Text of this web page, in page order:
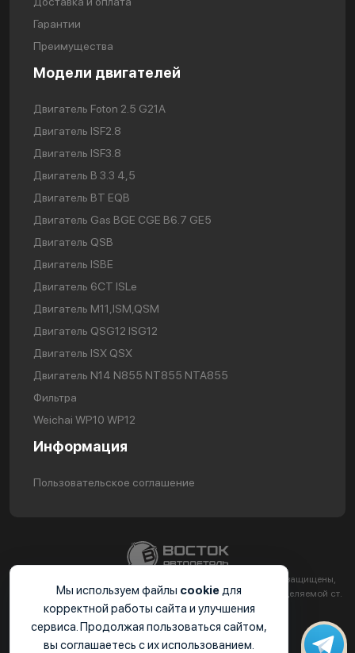
Гарантии
Преимущества
Модели двигателей
Двигатель Foton 2.5 G21A
Двигатель ISF2.8
Двигатель ISF3.8
Двигатель В 3.3 4,5
Двигатель BT EQB
Двигатель Gas BGE CGE B6.7 GE5
Двигатель QSB
Двигатель ISBE
Двигатель 6CT ISLe
Двигатель М11,ISM,QSM
Двигатель QSG12 ISG12
Двигатель ISX QSX
Двигатель N14 N855 NT855 NTA855
Фильтра
Weichai WP10 WP12
Информация
Пользовательское соглашение
2024. ООО «ВС-АВТОДЕТАЛЬ ИНН 2310224251 Все права защищены,
информация на сайте не является публичной офертой определяемой ст.
437 ГК РФ.
Мы используем файлы cookieдля
корректной работы сайта и улучшения
сервиса. Продолжая пользоваться сайтом,
вы соглашаетесь с их использованием.